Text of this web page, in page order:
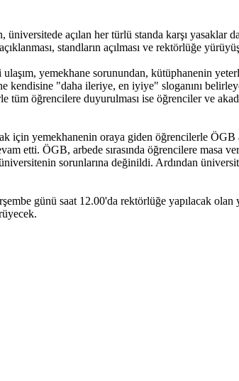
açılan her türlü standa karşı yasaklar
standların açılması ve rektörlüğe
yemekhane sorunundan, kütüphanenin
kendisine "daha ileriye, en iyiye" sloganını
öğrencilere duyurulması ise öğrenciler ve
için yemekhanenin oraya giden öğrencilerle ÖGB
etti. ÖGB, arbede sırasında öğrencilere masa
sorunlarına değinildi. Ardından
günü saat 12.00'da rektörlüğe yapılacak